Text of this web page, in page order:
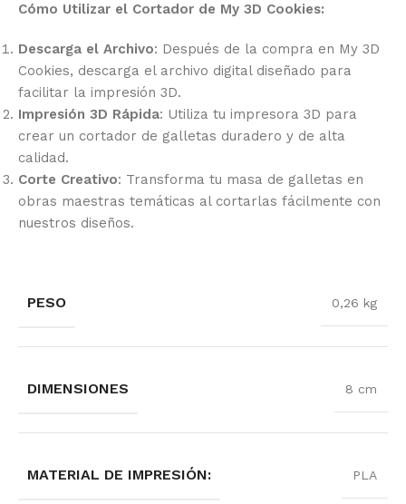
Cómo Utilizar el Cortador de My 3D Cookies:
Descarga el Archivo: Después de la compra en My 3D
Cookies, descarga el archivo digital diseñado para
facilitar la impresión 3D.
Impresión 3D Rápida: Utiliza tu impresora 3D para
crear un cortador de galletas duradero y de alta
calidad.
Corte Creativo: Transforma tu masa de galletas en
obras maestras temáticas al cortarlas fácilmente con
nuestros diseños.
PESO 0,26 kg
DIMENSIONES 8 cm
MATERIAL DE IMPRESIÓN: PLA